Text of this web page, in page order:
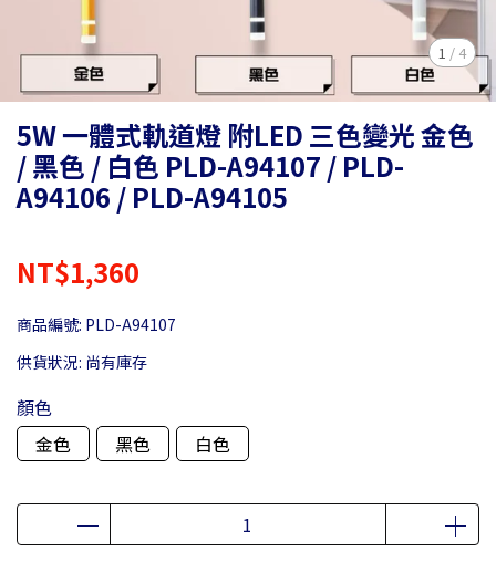
1 / 4
5W 一體式軌道燈 附LED 三色變光 金色
/ 黑色 / 白色 PLD-A94107 / PLD-
A94106 / PLD-A94105
NT$1,360
商品編號: PLD-A94107
供貨狀況: 尚有庫存
顏色
金色
黑色 白色